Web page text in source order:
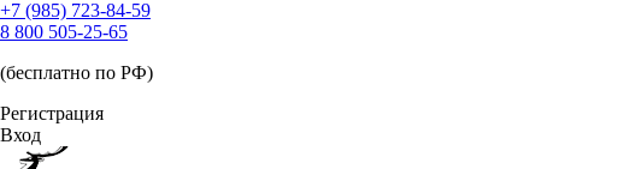
+7 (985) 723-84-59
8 800 505-25-65
(бесплатно по РФ)
Регистрация
Вход